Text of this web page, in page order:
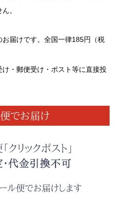
。
届けです。全国一律185円（税
・郵便受け・ポスト等に直接投